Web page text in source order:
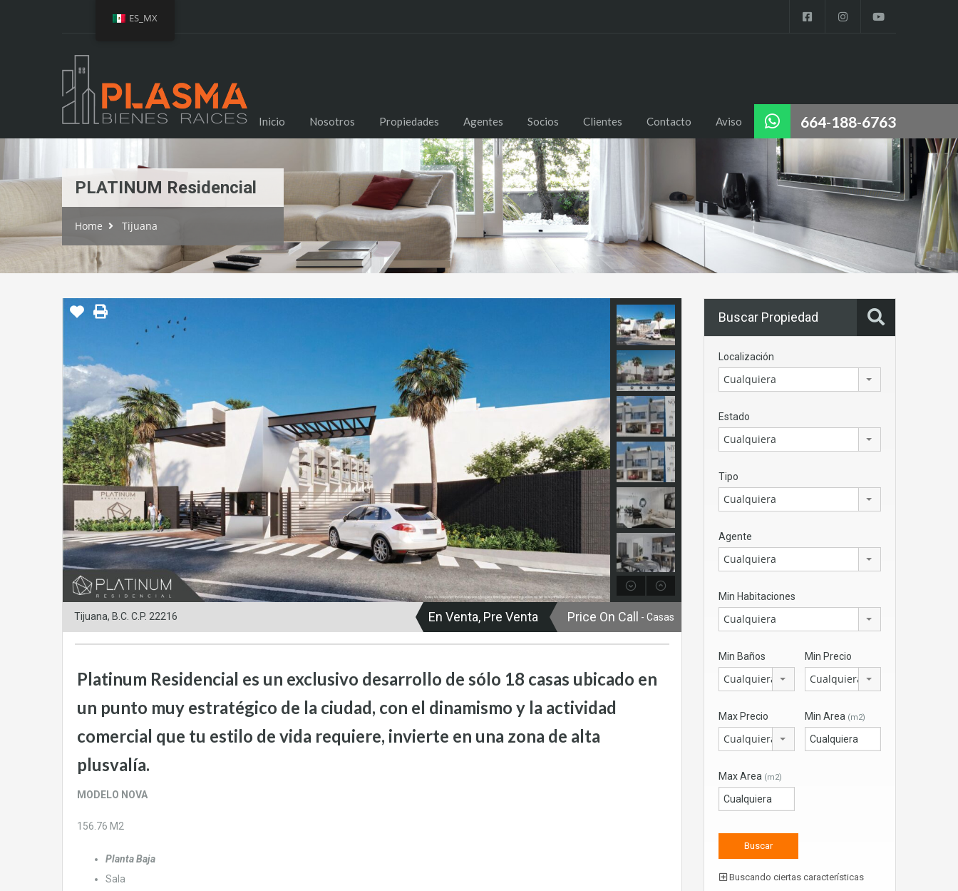
664-188-6763
Inicio Nosotros Propiedades Agentes Socios Clientes Contacto Aviso
PLATINUM Residencial
Home Tijuana
Tijuana, B.C. C.P. 22216 En Venta, Pre Venta Price On Call - Casas
Platinum Residencial es un exclusivo desarrollo de sólo 18 casas ubicado en
un punto muy estratégico de la ciudad, con el dinamismo y la actividad
comercial que tu estilo de vida requiere, invierte en una zona de alta
plusvalía.
MODELO NOVA
156.76 M2
Planta Baja
Sala
Buscar Propiedad
Localización
Cualquiera
Estado
Cualquiera
Tipo
Cualquiera
Agente
Cualquiera
Min Habitaciones
Cualquiera
Min Baños
Cualquiera
Min Precio
Cualquiera
Max Precio
Cualquiera
Min Area (m2)
Max Area (m2)
Buscando ciertas características
ES_MX